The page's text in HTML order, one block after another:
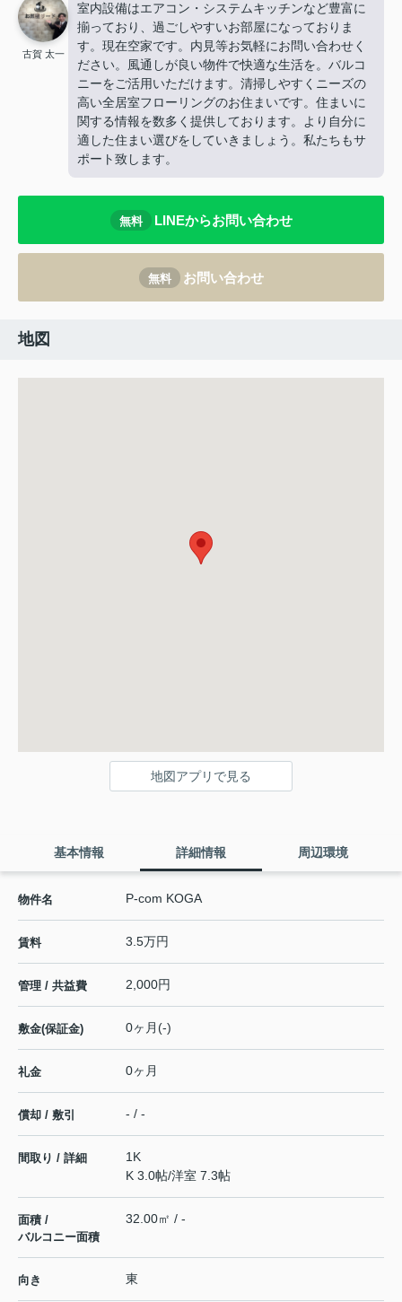
古賀 太一
室内設備はエアコン・システムキッチンなど豊富に
揃っており、過ごしやすいお部屋になっておりま
す。現在空家です。内見等お気軽にお問い合わせく
ださい。風通しが良い物件で快適な生活を。バルコ
ニーをご活用いただけます。清掃しやすくニーズの
高い全居室フローリングのお住まいです。住まいに
関する情報を数多く提供しております。より自分に
適した住まい選びをしていきましょう。私たちもサ
ポート致します。
無料 LINEからお問い合わせ
無料 お問い合わせ
地図
地図アプリで見る
基本情報 詳細情報 周辺環境
物件名 P-com KOGA
賃料 3.5万円
管理 / 共益費 2,000円
敷金(保証金) 0ヶ月(-)
礼金 0ヶ月
償却 / 敷引 - / -
間取り / 詳細
1K
K 3.0帖/洋室 7.3帖
面積 /
バルコニー面積
32.00㎡ / -
向き 東